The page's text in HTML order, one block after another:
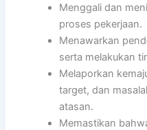
Menggali dan
proses pekerjaan.
Menawarkan
serta melakukan
Melaporkan
target, dan
atasan.
Memastikan